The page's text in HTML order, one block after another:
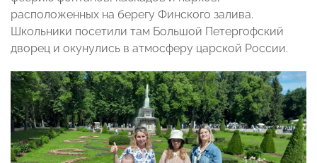
расположенных на берегу Финского залива.
Школьники посетили там Большой Петергофский
дворец и окунулись в атмосферу царской России.